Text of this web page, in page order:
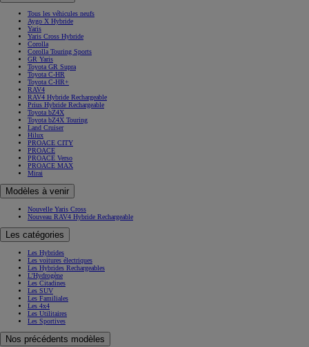
Tous les véhicules neufs
Aygo X Hybride
Yaris
Yaris Cross Hybride
Corolla
Corolla Touring Sports
GR Yaris
Toyota GR Supra
Toyota C-HR
Toyota C-HR+
RAV4
RAV4 Hybride Rechargeable
Prius Hybride Rechargeable
Toyota bZ4X
Toyota bZ4X Touring
Land Cruiser
Hilux
PROACE CITY
PROACE
PROACE Verso
PROACE MAX
Mirai
Modèles à venir
Nouvelle Yaris Cross
Nouveau RAV4 Hybride Rechargeable
Les catégories
Les Hybrides
Les voitures électriques
Les Hybrides Rechargeables
L'Hydrogène
Les Citadines
Les SUV
Les Familiales
Les 4x4
Les Utilitaires
Les Sportives
Nos précédents modèles